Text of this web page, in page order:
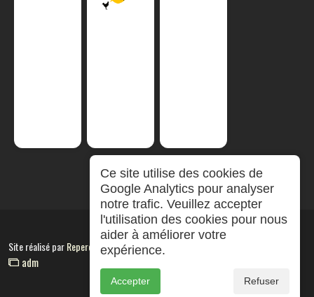
Site réalisé parRepereCom
adm
Ce site utilise des cookies de
Google Analytics pour analyser
notre trafic. Veuillez accepter
l'utilisation des cookies pour nous
aider à améliorer votre
expérience.
Accepter Refuser